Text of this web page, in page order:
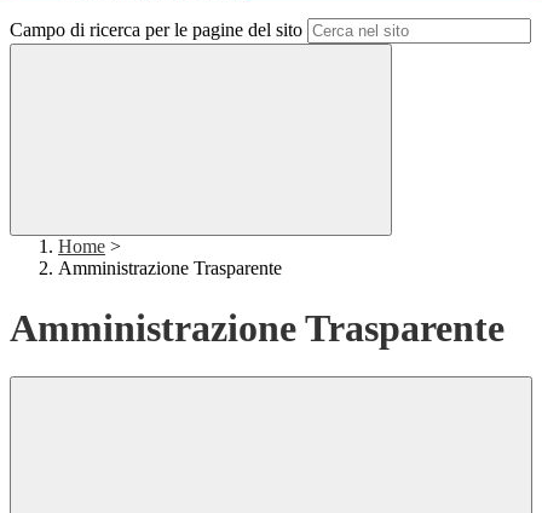
Campo di ricerca per le pagine del sito
Home >
Amministrazione Trasparente
Amministrazione Trasparente